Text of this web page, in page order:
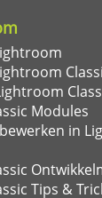
Modules
in
Tips &